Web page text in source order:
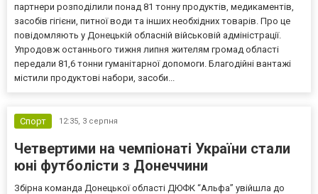
партнери розподілили понад 81 тонну продуктів, медикаментів,
засобів гігієни, питної води та інших необхідних товарів. Про це
повідомляють у Донецькій обласній військовій адміністрації.
Упродовж останнього тижня липня жителям громад області
передали 81,6 тонни гуманітарної допомоги. Благодійні вантажі
містили продуктові набори, засоби...
Спорт 12:35, 3 серпня
Четвертими на чемпіонаті України стали
юні футболісти з Донеччини
Збірна команда Донецької області ДЮФК “Альфа” увійшла до